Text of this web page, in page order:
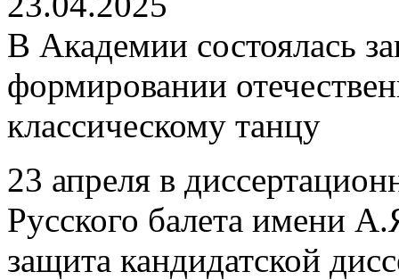
В Академии состоялась
формировании
классическому танцу
23 апреля в
Русского балета имени
защита кандидатской